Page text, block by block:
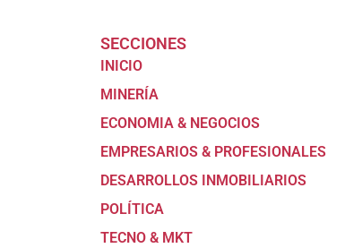
SECCIONES
INICIO
MINERÍA
ECONOMIA & NEGOCIOS
EMPRESARIOS & PROFESIONALES
DESARROLLOS INMOBILIARIOS
POLÍTICA
TECNO & MKT